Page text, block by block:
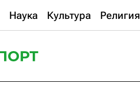
Наука Культура Религия